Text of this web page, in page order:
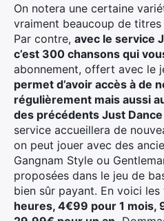
On notera une certaine
vraiment beaucoup de titres
Par contre, avec le service
c’est 300 chansons qui
abonnement, offert avec le
permet d’avoir accès à de
régulièrement mais aussi
des précédents Just Dance
service accueillera de
on peut jouer avec des
Gangnam Style ou
proposées dans le jeu de
bien sûr payant. En voici
heures, 4€99 pour 1 mois,
Rechercher
: